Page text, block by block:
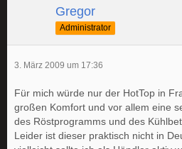
Gregor
Administrator
3. März 2009 um 17:36
Für mich würde nur der HotTop in
großen Komfort und vor allem eine
des Röstprogramms und des
Leider ist dieser praktisch nicht in